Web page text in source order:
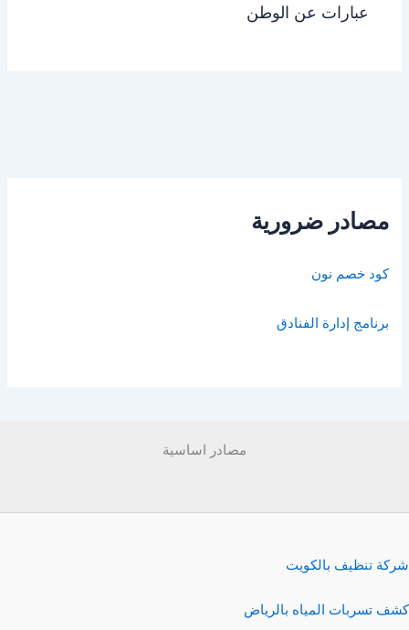
عبارات عن الوطن
مصادر ضرورية
كود خصم نون
برنامج إدارة الفنادق
مصادر اساسية
شركة تنظيف بالكويت
كشف تسربات المياه بالرياض